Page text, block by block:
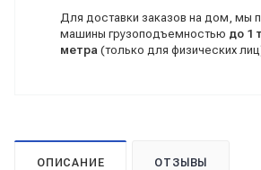
Для доставки заказов на дом, мы
машины грузоподъемностью до 1
метра (только для физических
ОПИСАНИЕ ОТЗЫВЫ